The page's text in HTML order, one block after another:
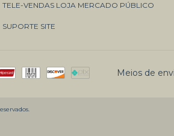
TELE-VENDAS LOJA MERCADO PÚBLICO
SUPORTE SITE
Meios de